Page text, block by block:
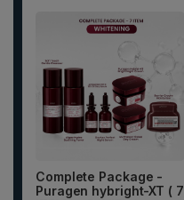
Complete Package -
Puragen hybright-XT ( 7